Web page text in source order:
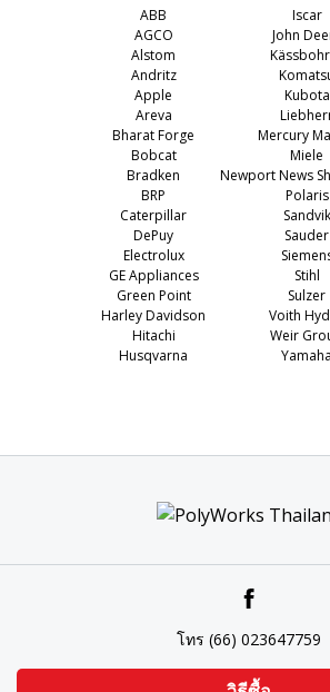
ABB
Iscar
AGCO
John
Alstom
Andritz
Apple
Kubota
Areva
Bharat Forge
Mercury
Bobcat
Miele
Bradken
Newport News
BRP
Polaris
Caterpillar
Sandvik
DePuy
Sauder
Electrolux
GE Appliances
Stihl
Green Point
Sulzer
Harley Davidson
Voith
Hitachi
Weir
Husqvarna
Yamaha
โทร (66) 023647759